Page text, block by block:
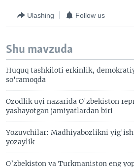
Ulashing Follow us
Shu mavzuda
Huquq tashkiloti erkinlik,
so'ramoqda
Ozodlik uyi nazarida O'zbekiston
yashayotgan jamiyatlardan biri
Yozuvchilar: Madhiyabozlikni
yozaylik
O’zbekiston va Turkmaniston eng